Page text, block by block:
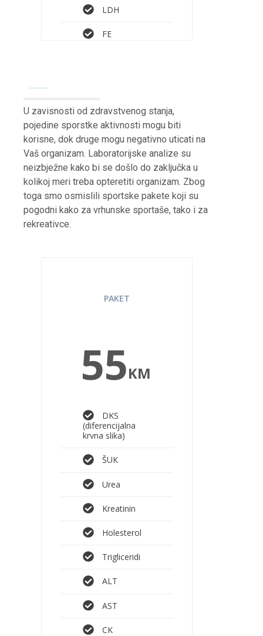
LDH
FE
U zavisnosti od zdravstvenog stanja,
pojedine sporstke aktivnosti mogu biti
korisne, dok druge mogu negativno uticati na
Vaš organizam. Laboratorijske analize su
neizbježne kako bi se došlo do zaključka u
kolikoj meri treba opteretiti organizam. Zbog
toga smo osmislili sportske pakete koji su
pogodni kako za vrhunske sportaše, tako i za
rekreativce.
PAKET
55KM
DKS
(diferencijalna
krvna slika)
ŠUK
Urea
Kreatinin
Holesterol
Trigliceridi
ALT
AST
CK